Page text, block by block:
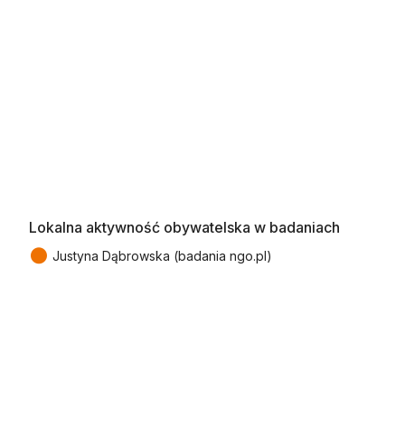
Lokalna aktywność obywatelska w badaniach
● Justyna Dąbrowska (badania ngo.pl)